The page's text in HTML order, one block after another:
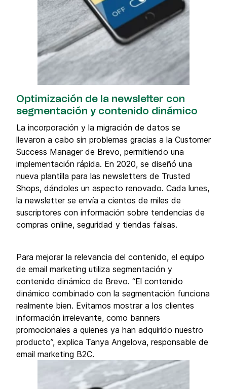
Optimización de la newsletter con
segmentación y contenido dinámico
La incorporación y la migración de datos se
llevaron a cabo sin problemas gracias a la Customer
Success Manager de Brevo, permitiendo una
implementación rápida. En 2020, se diseñó una
nueva plantilla para las newsletters de Trusted
Shops, dándoles un aspecto renovado. Cada lunes,
la newsletter se envía a cientos de miles de
suscriptores con información sobre tendencias de
compras online, seguridad y tiendas falsas.
Para mejorar la relevancia del contenido, el equipo
de email marketing utiliza segmentación y
contenido dinámico de Brevo. “El contenido
dinámico combinado con la segmentación funciona
realmente bien. Evitamos mostrar a los clientes
información irrelevante, como banners
promocionales a quienes ya han adquirido nuestro
producto”, explica Tanya Angelova, responsable de
email marketing B2C.